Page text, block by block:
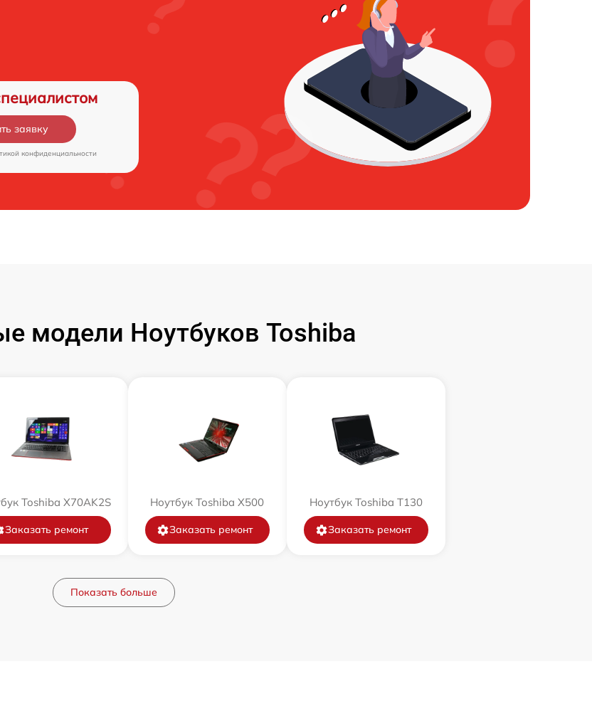
заявку
конфиденциальности
модели Ноутбуков Toshiba
Toshiba X70AK2S
Заказать ремонт
Ноутбук Toshiba X500
Заказать ремонт
Ноутбук Toshiba T130
Заказать ремонт
Показать больше